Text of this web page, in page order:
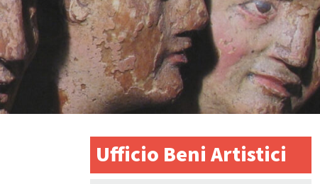
Ufficio Beni Artistici